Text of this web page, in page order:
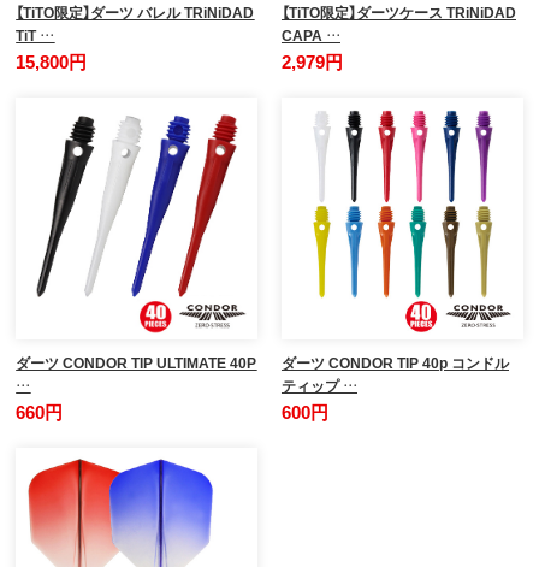
【TiTO限定】ダーツ バレル TRiNiDAD
TiT …
15,800円
【TiTO限定】ダーツケース TRiNiDAD
CAPA …
2,979円
ダーツ CONDOR TIP ULTIMATE 40P
…
660円
ダーツ CONDOR TIP 40p コンドル
ティップ …
600円